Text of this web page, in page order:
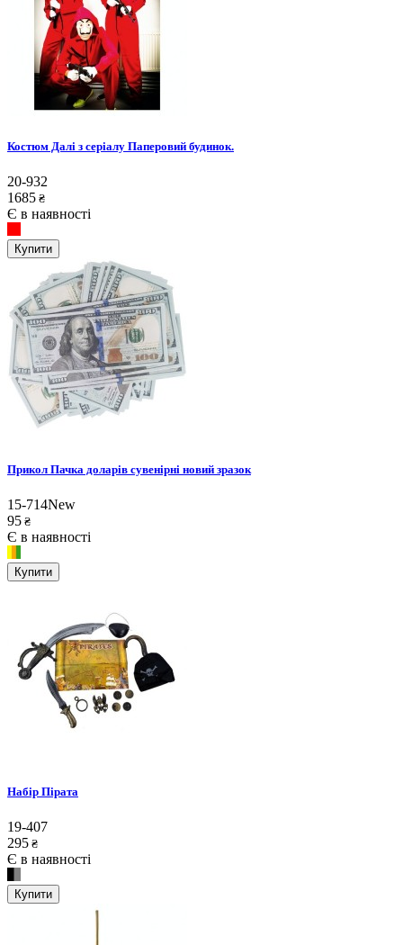
Костюм Далі з серіалу Паперовий будинок.
20-932
1685 ₴
Є в наявності
Купити
Прикол Пачка доларів сувенірні новий зразок
15-714New
95 ₴
Є в наявності
Купити
Набір Пірата
19-407
295 ₴
Є в наявності
Купити